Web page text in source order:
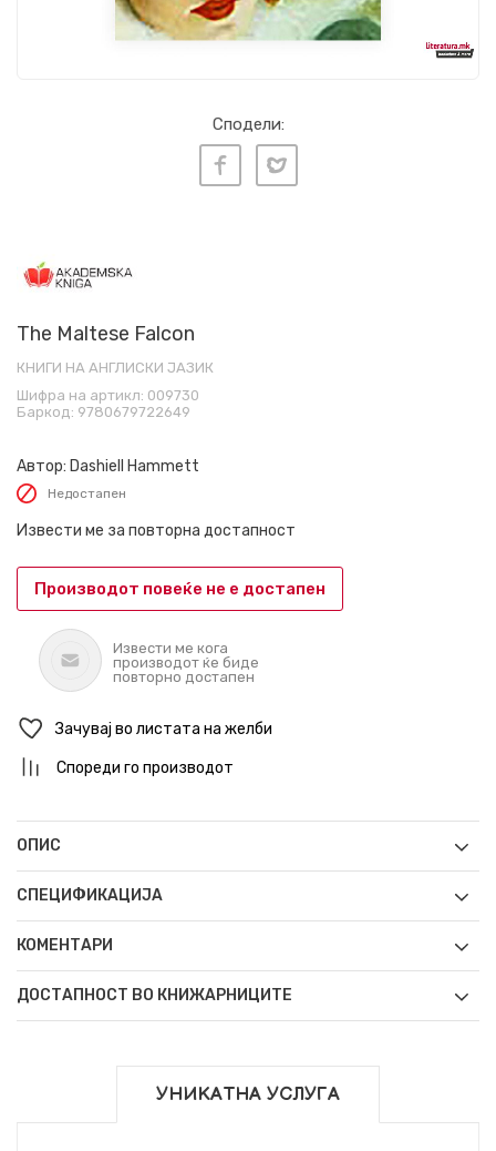
Сподели:
The Maltese Falcon
КНИГИ НА АНГЛИСКИ ЈАЗИК
Шифра на артикл: 009730
Баркод: 9780679722649
Автор: Dashiell Hammett
Недостапен
Извести ме за повторна достапност
Производот повеќе не е достапен
Извести ме кога
производот ќе биде
повторно достапен
Зачувај во листата на желби
Спореди го производот
ОПИС
СПЕЦИФИКАЦИЈА
КОМЕНТАРИ
ДОСТАПНОСТ ВО КНИЖАРНИЦИТЕ
УНИКАТНА УСЛУГА